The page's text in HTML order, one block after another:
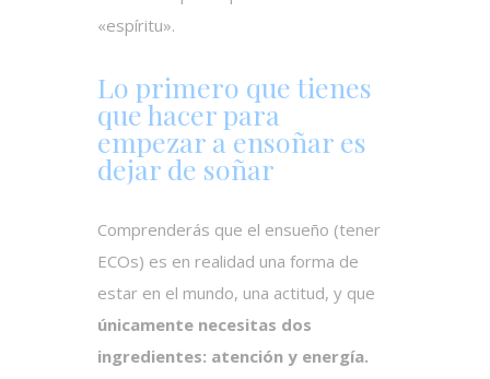
«espíritu».
Lo primero que tienes
que hacer para
empezar a ensoñar es
dejar de soñar
Comprenderás que el ensueño (tener
ECOs) es en realidad una forma de
estar en el mundo, una actitud, y que
únicamente necesitas dos
ingredientes: atención y energía.